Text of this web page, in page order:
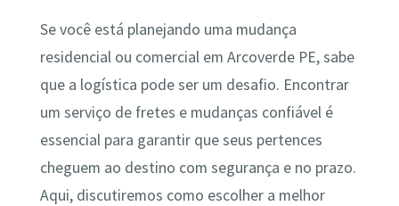
Se você está planejando uma mudança
residencial ou comercial em Arcoverde PE, sabe
que a logística pode ser um desafio. Encontrar
um serviço de fretes e mudanças confiável é
essencial para garantir que seus pertences
cheguem ao destino com segurança e no prazo.
Aqui, discutiremos como escolher a melhor